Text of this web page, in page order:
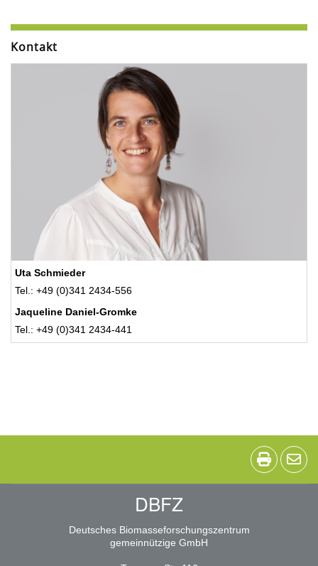
Kontakt
Uta Schmieder
Tel.: +49 (0)341 2434-556
Jaqueline Daniel-Gromke
Tel.: +49 (0)341 2434-441
DBFZ
Deutsches Biomasseforschungszentrum
gemeinnützige GmbH